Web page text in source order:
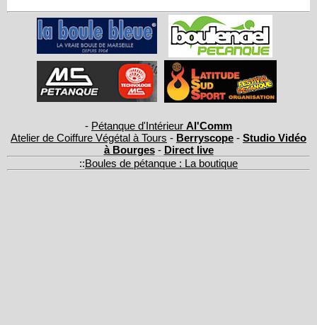
- Pétanque d'Intérieur Al'Comm
Atelier de Coiffure Végétal à Tours - Berryscope - Studio Vidéo
à Bourges- Direct live
::Boules de pétanque : La boutique